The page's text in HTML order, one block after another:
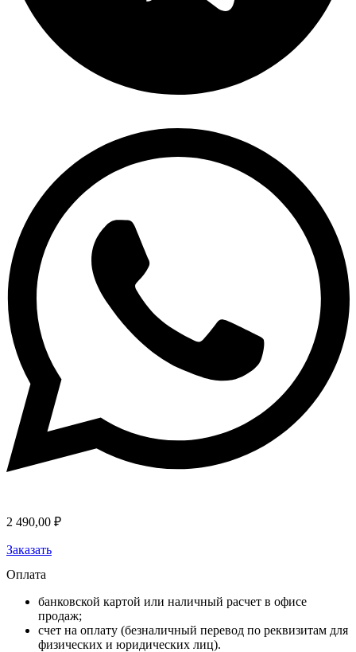
2 490,00 ₽
Заказать
Оплата
банковской картой или наличный расчет в офисе
продаж;
счет на оплату (безналичный перевод по реквизитам для
физических и юридических лиц).